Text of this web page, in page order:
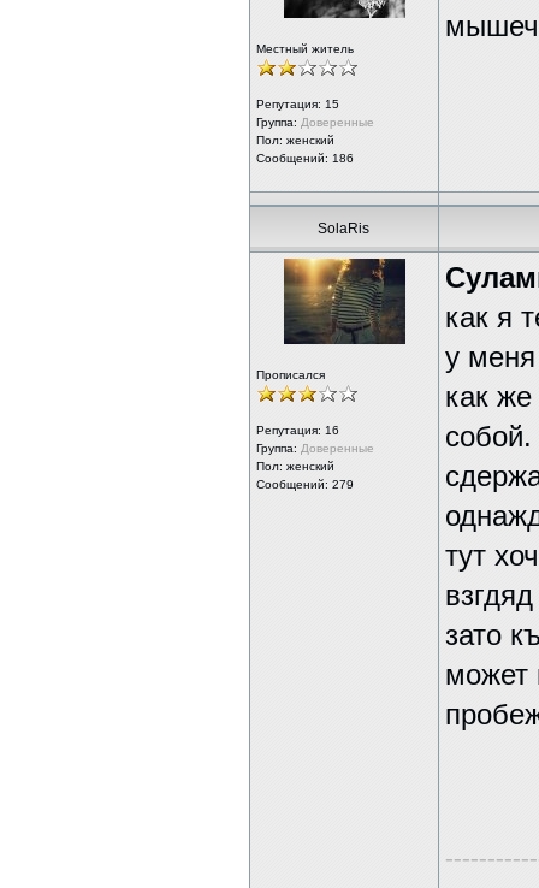
Местный житель
Репутация: 15
Группа: Доверенные
Пол: женский
Сообщений: 186
SolaRis
Прописался
Репутация: 16
Группа: Доверенные
Пол: женский
Сообщений: 279
как я
у
как
собой.
тут
зато
может